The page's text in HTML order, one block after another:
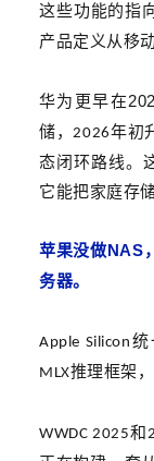
这些功能的指
产品定义从移
华为 更早在
储， 2026年初
态闭环路线。
它能把家庭存
苹果没做NAS
务器。
Apple Silicon 统
MLX推理框架
WWDC 2025和